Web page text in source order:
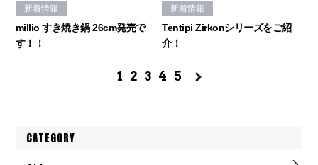
新着情報
millio すき焼き鍋 26cm発売で
す！！
新着情報
Tentipi Zirkonシリーズをご紹
介！
1 2 3 4 5
CATEGORY